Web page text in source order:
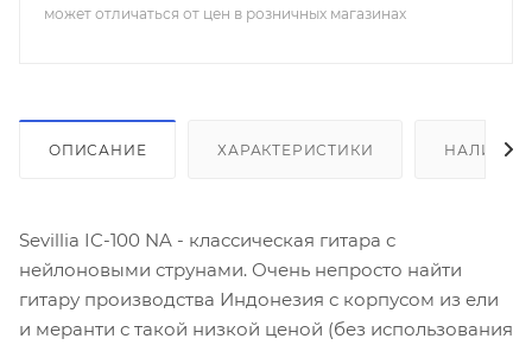
может отличаться от цен в розничных магазинах
ОПИСАНИЕ ХАРАКТЕРИСТИКИ НАЛИЧИЕ
Sevillia IC-100 NA - классическая гитара с
нейлоновыми струнами. Очень непросто найти
гитару производства Индонезия с корпусом из ели
и меранти с такой низкой ценой (без использования